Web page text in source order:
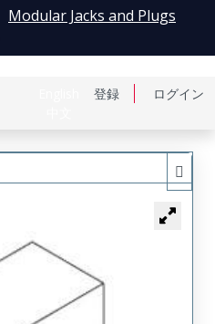
登録 ログイン
Modular Jacks and Plugs